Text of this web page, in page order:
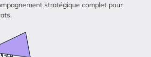
stratégique complet pour